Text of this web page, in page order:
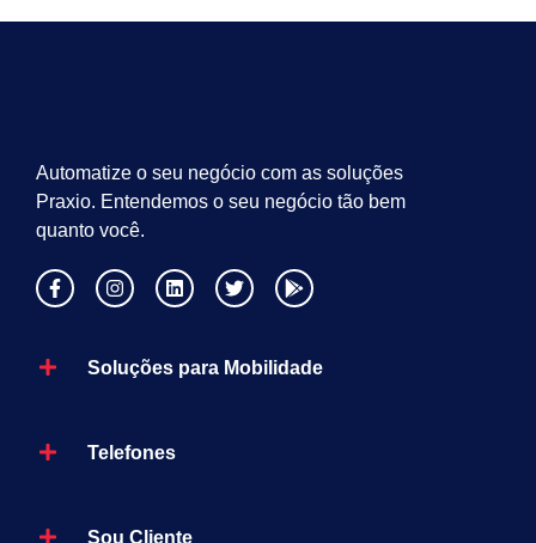
Automatize o seu negócio com as soluções
Praxio. Entendemos o seu negócio tão bem
quanto você.
Soluções para Mobilidade
Telefones
Sou Cliente